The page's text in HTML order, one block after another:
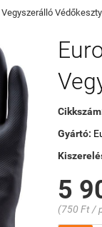
Vegyszerálló
Gyártó:
5
(750 Ft /